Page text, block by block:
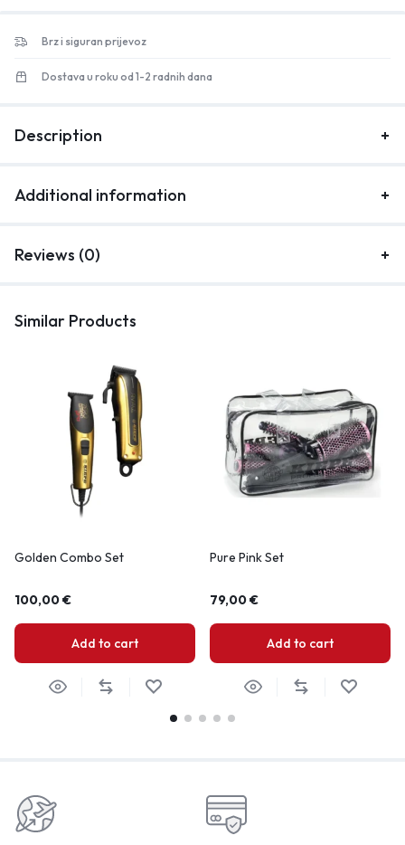
Brz i siguran prijevoz
Dostava u roku od 1-2 radnih dana
Description
Additional information
Reviews (0)
Similar Products
Golden Combo Set
100,00€
Add to cart
Pure Pink Set
79,00€
Add to cart